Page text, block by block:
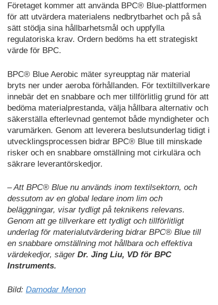
Företaget kommer att använda BPC® Blue-plattformen
för att utvärdera materialens nedbrytbarhet och på så
sätt stödja sina hållbarhetsmål och uppfylla
regulatoriska krav. Ordern bedöms ha ett strategiskt
värde för BPC.
BPC® Blue Aerobic mäter syreupptag när material
bryts ner under aeroba förhållanden. För textiltillverkare
innebär det en snabbare och mer tillförlitlig grund för att
bedöma materialprestanda, välja hållbara alternativ och
säkerställa efterlevnad gentemot både myndigheter och
varumärken. Genom att leverera beslutsunderlag tidigt i
utvecklingsprocessen bidrar BPC® Blue till minskade
risker och en snabbare omställning mot cirkulära och
säkrare leverantörskedjor.
– Att BPC® Blue nu används inom textilsektorn, och
dessutom av en global ledare inom lim och
beläggningar, visar tydligt på teknikens relevans.
Genom att ge tillverkare ett tydligt och tillförlitligt
underlag för materialutvärdering bidrar BPC® Blue till
en snabbare omställning mot hållbara och effektiva
värdekedjor, sägerDr. Jing Liu, VD för BPC
Instruments.
Bild: Damodar Menon